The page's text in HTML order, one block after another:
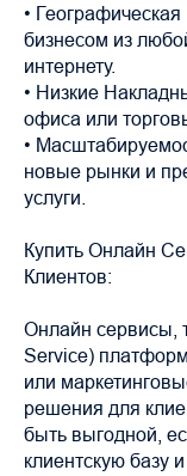
•
бизнесом из
интернету.
• Низкие
офиса или
•
новые рынки и
услуги.
Купить Онлайн
Клиентов:
Онлайн сервисы,
Service)
или
решения для
быть выгодной,
клиентскую базу